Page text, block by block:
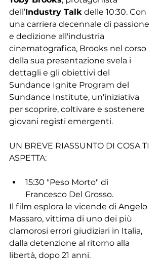
dell’Industry Talk delle 10:30. Con
una carriera decennale di passione
e dedizione all'industria
cinematografica, Brooks nel corso
della sua presentazione svela i
dettagli e gli obiettivi del
Sundance Ignite Program del
Sundance Institute, un'iniziativa
per scoprire, coltivare e sostenere
giovani registi emergenti.
UN BREVE RIASSUNTO DI COSA TI
ASPETTA:
15:30 "Peso Morto" di
Francesco Del Grosso.
Il film esplora le vicende di Angelo
Massaro, vittima di uno dei più
clamorosi errori giudiziari in Italia,
dalla detenzione al ritorno alla
libertà, dopo 21 anni.